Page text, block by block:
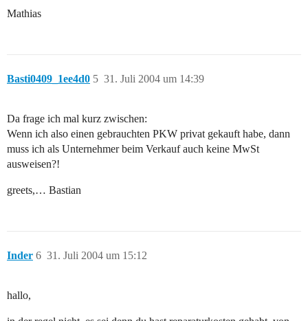
Mathias
Basti0409_1ee4d0 31. Juli 2004 um 14:39
5
Da frage ich mal kurz zwischen:
Wenn ich also einen gebrauchten PKW privat gekauft habe, dann
muss ich als Unternehmer beim Verkauf auch keine MwSt
ausweisen?!
greets,… Bastian
Inder 31. Juli 2004 um 15:12
6
hallo,